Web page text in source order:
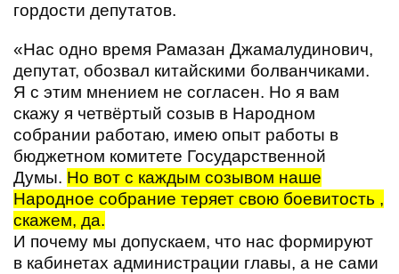
гордости депутатов.
«Нас одно время Рамазан Джамалудинович,
депутат, обозвал китайскими болванчиками.
Я с этим мнением не согласен. Но я вам
скажу я четвёртый созыв в Народном
собрании работаю, имею опыт работы в
бюджетном комитете Государственной
Думы. Но вот с каждым созывом наше
Народное собрание теряет свою боевитость ,
скажем, да.
И почему мы допускаем, что нас формируют
в кабинетах администрации главы, а не сами